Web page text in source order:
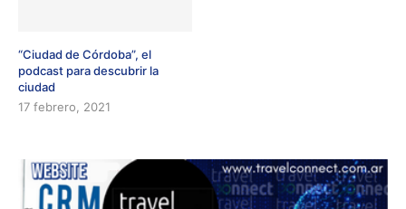
“Ciudad de Córdoba”, el
podcast para descubrir la
ciudad
17 febrero, 2021